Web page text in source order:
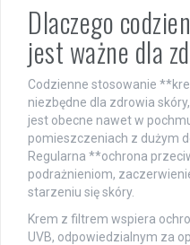
Dlaczego
jest ważne dla
Codzienne stosowanie
niezbędne dla zdrowia
jest obecne nawet w
pomieszczeniach z dużym
Regularna **ochrona
podrażnieniom,
starzeniu się skóry.
Krem z filtrem wspiera
UVB, odpowiedzialnym za